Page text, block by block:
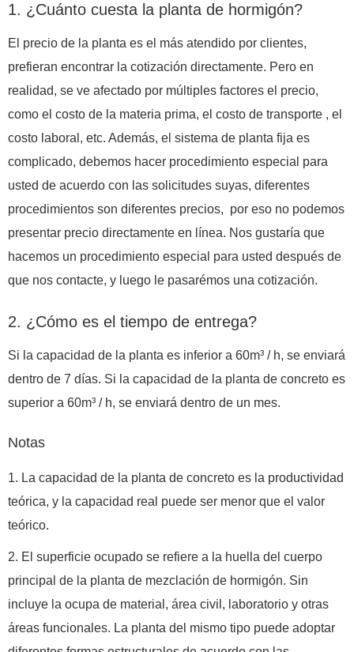
1. ¿Cuánto cuesta la planta de hormigón?
El precio de la planta es el más atendido por clientes,
prefieran encontrar la cotización directamente. Pero en
realidad, se ve afectado por múltiples factores el precio,
como el costo de la materia prima, el costo de transporte , el
costo laboral, etc. Además, el sistema de planta fija es
complicado, debemos hacer procedimiento especial para
usted de acuerdo con las solicitudes suyas, diferentes
procedimientos son diferentes precios, por eso no podemos
presentar precio directamente en línea. Nos gustaría que
hacemos un procedimiento especial para usted después de
que nos contacte, y luego le pasarémos una cotización.
2. ¿Cómo es el tiempo de entrega?
Si la capacidad de la planta es inferior a 60m³ / h, se enviará
dentro de 7 días. Si la capacidad de la planta de concreto es
superior a 60m³ / h, se enviará dentro de un mes.
Notas
1. La capacidad de la planta de concreto es la productividad
teórica, y la capacidad real puede ser menor que el valor
teórico.
2. El superficie ocupado se refiere a la huella del cuerpo
principal de la planta de mezclación de hormigón. Sin
incluye la ocupa de material, área civil, laboratorio y otras
áreas funcionales. La planta del mismo tipo puede adoptar